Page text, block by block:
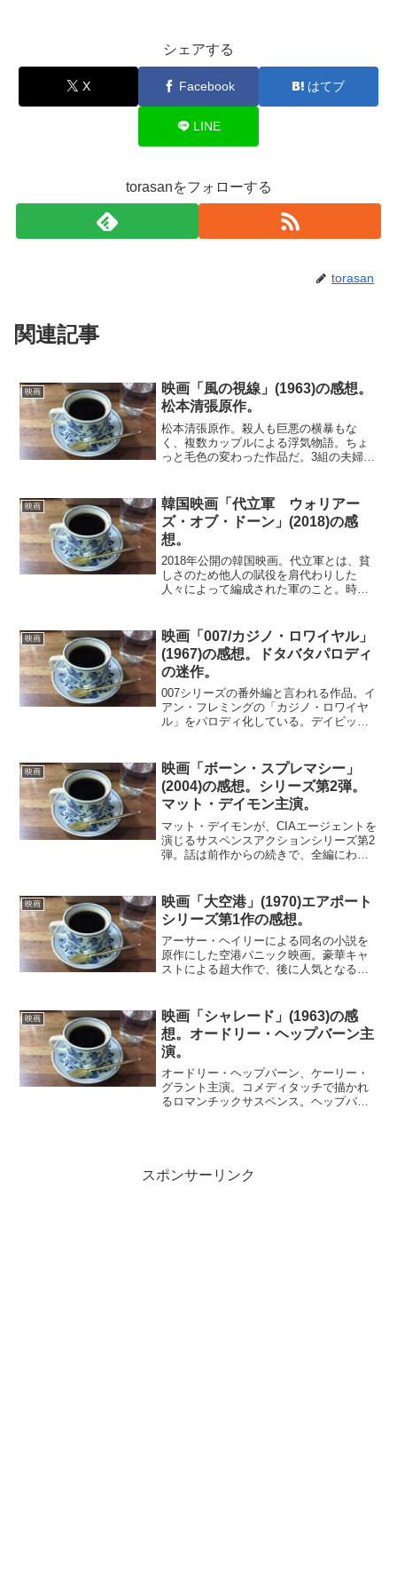
シェアする
X Facebook はてブ
LINE
torasanをフォローする
torasan
関連記事
映画
映画「風の視線」(1963)の感想。
松本清張原作。
松本清張原作。殺人も巨悪の横暴もな
く、複数カップルによる浮気物語。ちょ
っと毛色の変わった作品だ。3組の夫婦が
このうち奈良岡朋子以外は、不倫合戦に
参加する。誰もが自分の相...
映画
韓国映画「代立軍 ウォリアー
ズ・オブ・ドーン」(2018)の感
想。
2018年公開の韓国映画。代立軍とは、貧
しさのため他人の賦役を肩代わりした
人々によって編成された軍のこと。時代
世子・光海君は前線対応を命じられる。
寄せ集めの代立軍とと...
映画
映画「007/カジノ・ロワイヤル」
(1967)の感想。ドタバタパロディ
の迷作。
007シリーズの番外編と言われる作品。イ
アン・フレミングの「カジノ・ロワイヤ
ル」をパロディ化している。デイビッ
次々に消されているという情報がもたら
される。復帰を要請さ...
映画
映画「ボーン・スプレマシー」
(2004)の感想。シリーズ第2弾。
マット・デイモン主演。
マット・デイモンが、CIAエージェントを
演じるサスペンスアクションシリーズ第2
弾。話は前作からの続きで、全編にわた
なる。とにかく追っ手ががしつこい。イ
ンド、ナポリ、ドイ...
映画
映画「大空港」(1970)エアポート
シリーズ第1作の感想。
アーサー・ヘイリーによる同名の小説を
原作にした空港パニック映画。豪華キャ
ストによる超大作で、後に人気となるエ
様々な人間模様。ローマ行きの旅客機に
男が搭乗し、飛行中に爆弾...
映画
映画「シャレード」(1963)の感
想。オードリー・ヘップバーン主
演。
オードリー・ヘップバーン、ケーリー・
グラント主演。コメディタッチで描かれ
るロマンチックサスペンス。ヘップバー
スポンサーリンク